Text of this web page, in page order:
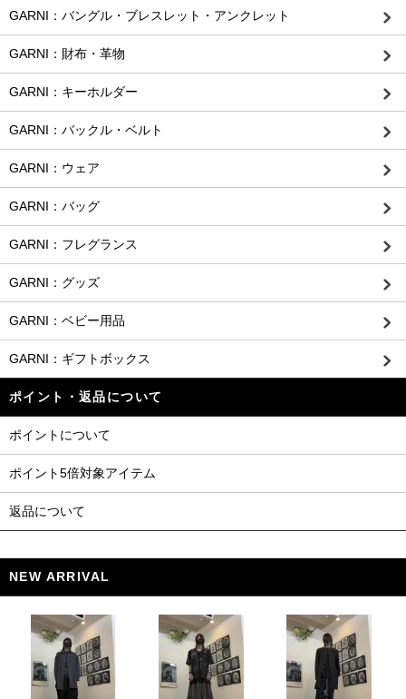
GARNI：バングル・ブレスレット・アンクレット
GARNI：財布・革物
GARNI：キーホルダー
GARNI：バックル・ベルト
GARNI：ウェア
GARNI：バッグ
GARNI：フレグランス
GARNI：グッズ
GARNI：ベビー用品
GARNI：ギフトボックス
ポイント・返品について
ポイントについて
ポイント5倍対象アイテム
返品について
NEW ARRIVAL